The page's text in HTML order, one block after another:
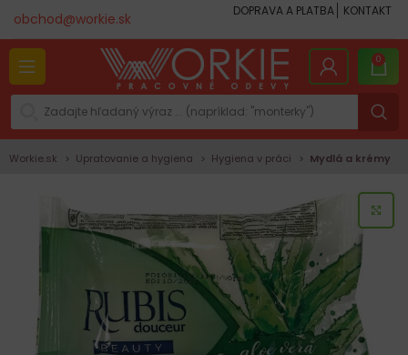
obchod@workie.sk DOPRAVA A PLATBA KONTAKT
0
Workie.sk Upratovanie a hygiena Hygiena v práci Mydlá a krémy